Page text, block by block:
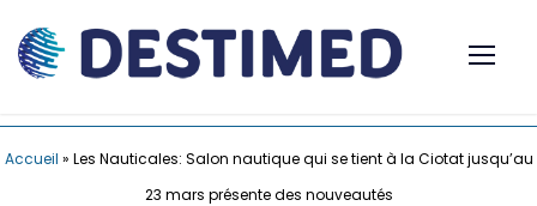
Accueil » Les Nauticales: Salon nautique qui se tient à la Ciotat jusqu’au
23 mars présente des nouveautés